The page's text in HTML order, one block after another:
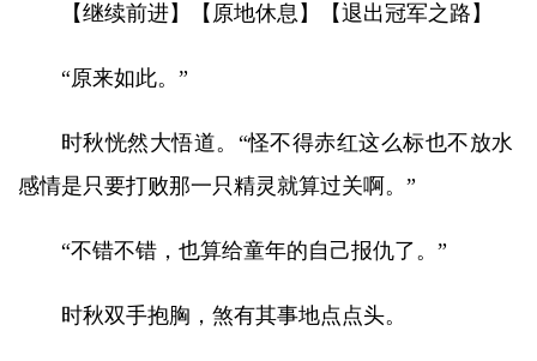
【继续前进】【原地休息】【退出冠军之路】
“原来如此。”
时秋恍然大悟道。“怪不得赤红这么标也不放水
感情是只要打败那一只精灵就算过关啊。”
“不错不错，也算给童年的自己报仇了。”
时秋双手抱胸，煞有其事地点点头。